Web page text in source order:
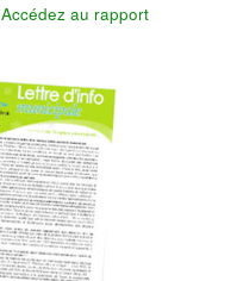
Accédez au rapport